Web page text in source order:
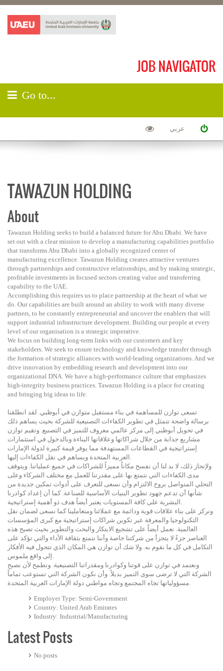
JOB NAVIGATOR
Go to...
عربي
TAWAZUN HOLDING
About
Tawazun Holding seeks to build a balanced future for Abu Dhabi. We have
set out with a clear mission to develop a manufacturing capabilities portfolio
that transforms Abu Dhabi into a globally recognized center of
manufacturing excellence. Tawazun Holding creates attractive ventures
through partnerships and constructive relationships, and by making strategic,
profitable investments in focused sectors creating value and transferring
capability to the UAE.
Accomplishing this requires us to place partnership at the heart of what we
do. Our capabilities are built around an ability to work with many diverse
partners, to be constantly entrepreneurial and uncover the enablers that will
support industrial infrastructure development. Building our people at every
level of our organisation is a strategic imperative.
We focus on building long-term links with our customers and key
stakeholders. We seek to ensure technology and knowledge transfer through
the formation of strategic alliances with world-leading organizations. And we
drive innovation by embedding research and development into our
organizational DNA. We have a high-performance culture that emphasizes
high-integrity business practices. Tawazun Holding is a place for creating
and bringing big ideas to life.​​​
تسعى توازن للمساهمة في بناء مستقبل متوازن في أبوظبي. لقد انطلقنا
برسالة واضحة تتمثل في تطوير الكفاءات التصنيعية للشركة بحيث يساهم ذلك
في تحويل أبوظبي إلى مركز عالمي معروف للتميز في التصنيع. وتقيم توازن
مشاريع جذابة من خلال شراكاتها وعلاقاتها البناءة وبالدخول في استثمارات
إستراتيجية في القطاعات المستهدفة مما يوفر قيمة كبيرة لدولة الإمارات
ولإنجاز ذلك، لا بد لنا أن نفسح مكاناً مميزاً للشراكات في جميع عملياتنا. ويتوقف
مدى الكفاءات التي نتمتع بها على مقدرتنا للعمل مع مختلف الشركاء وعلى
التحلي المتواصل بروح الالتزام وأن نسعى للتعرف على أدوات تمكين جديدة من
شأنها أن تدعم جهود تطوير البنيات الأساسية للصناعة. كما أن إعداد كوادرنا
ونركز على بناء علاقات قوية ودائمة مع عملائنا ومتعاملينا كما نسعى لضمان نقل
التكنولوجيا والمعرفة عبر تكوين شراكات إستراتيجية مع كبرى المؤسسات
العالمية. نعمل أيضاً على تشجيع الابتكار والبحث والتطوير بحيث تصبح هذه
العناصر جزءً لا يتجزأ من شركتنا خاصة وأننا نتمتع بثقافة الأداء والتي تؤكد على
التكامل في كل ما نقوم به. ولا شك أن توازن هي المكان الذي تتحول فيه الأفكار
ونعتمد في توازن على قوتنا وكوادرنا ومقدراتنا التصنيعية. ونطمح لأن نصبح
الشركة التي لا ترضى سوى التميز بديلاً. وأن نكون الشركة التي تستوعب تماماً
Employer Type Semi-Government
Country United Arab Emirates
Industry Industrial/Manufacturing
Latest Posts
No posts